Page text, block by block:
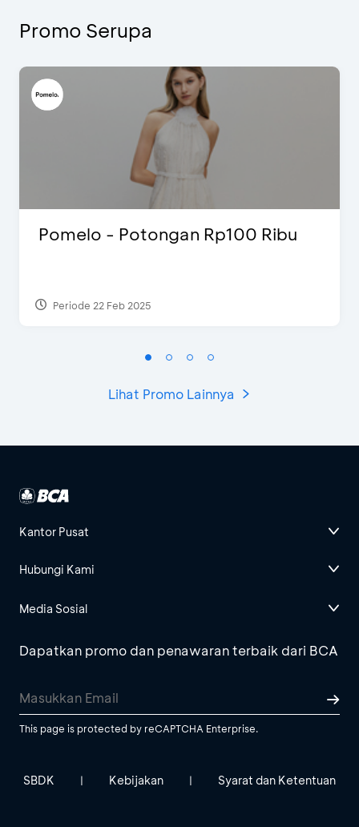
Promo Serupa
Pomelo - Potongan Rp100 Ribu
Periode 22 Feb 2025
Lihat Promo Lainnya
Kantor Pusat
Hubungi Kami
Media Sosial
Dapatkan promo dan penawaran terbaik dari BCA
This page is protected by reCAPTCHA Enterprise.
SBDK | Kebijakan | Syarat dan Ketentuan